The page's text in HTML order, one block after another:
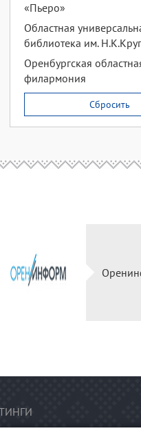
«Пьеро»
Областная
библиотека им.
Оренбургская
филармония
Сбросить